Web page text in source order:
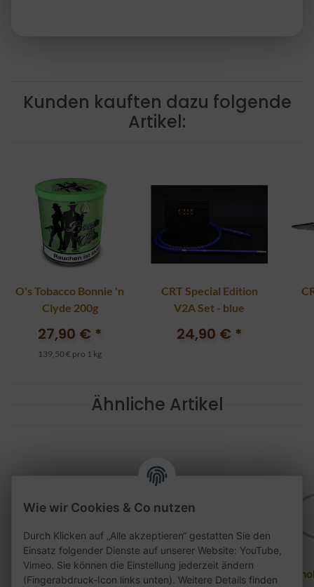
Kunden kauften dazu folgende
Artikel:
O's Tobacco Bonnie 'n
Clyde 200g
27,90 € *
139,50 € pro 1 kg
CRT Special Edition
V2A Set - blue
24,90 € *
Ähnliche Artikel
Smoke Cube MC 21 -
Smoke Cube MC 21 -
Wie wir Cookies & Co nutzen
Durch Klicken auf „Alle akzeptieren“ gestatten Sie den
Einsatz folgender Dienste auf unserer Website: YouTube,
Vimeo. Sie können die Einstellung jederzeit ändern
(Fingerabdruck-Icon links unten). Weitere Details finden